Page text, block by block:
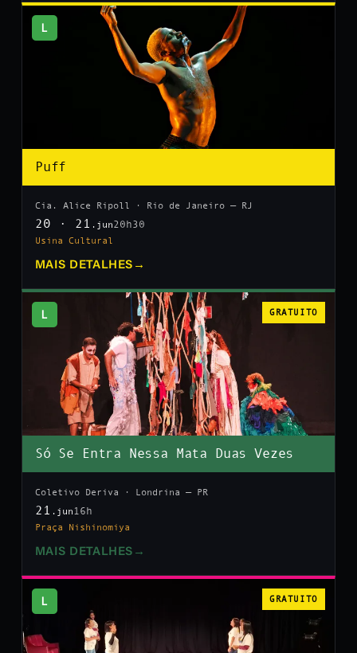
L
Puff
Cia. Alice Ripoll · Rio de Janeiro — RJ
20 · 21 .jun20h30
Usina Cultural
MAIS DETALHES →
L GRATUITO
Só Se Entra Nessa Mata Duas Vezes
Coletivo Deriva · Londrina — PR
21 .jun 16h
Praça Nishinomiya
MAIS DETALHES →
L GRATUITO